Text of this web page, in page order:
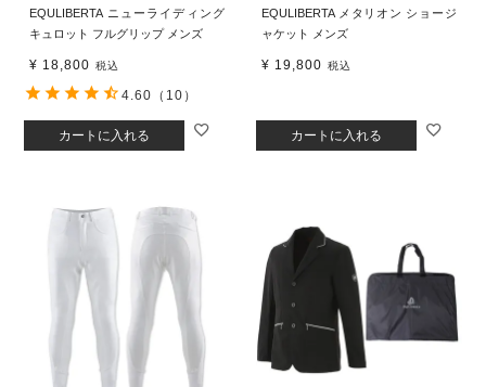
EQULIBERTA ニューライディング
キュロット フルグリップ メンズ
¥ 18,800 税込
カートに入れる
4.60 （10）
EQULIBERTA メタリオン ショージ
ャケット メンズ
¥ 19,800 税込
カートに入れる